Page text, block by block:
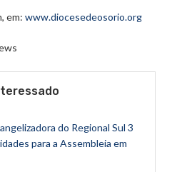
em: www.diocesedeosorio.org
do Regional Sul 3
para a Assembleia em